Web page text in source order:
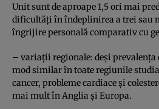
Unit sunt de aproape 1,5 ori mai
dificultăți în îndeplinirea a trei sau
îngrijire personală comparativ cu
– variații regionale: deși
mod similar în toate regiunile
cancer, probleme cardiace și
mai mult în Anglia și Europa.